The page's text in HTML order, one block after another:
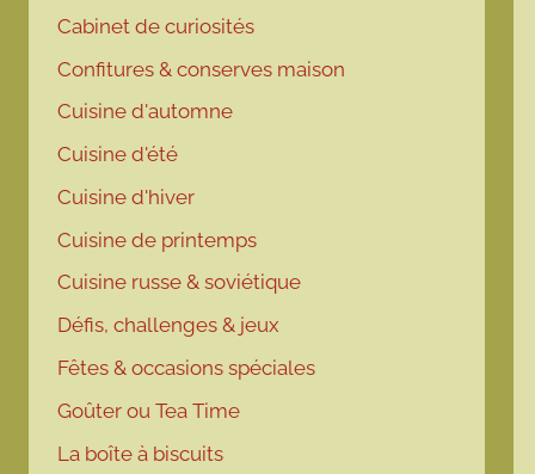
Cabinet de curiosités
Confitures & conserves maison
Cuisine d'automne
Cuisine d'été
Cuisine d'hiver
Cuisine de printemps
Cuisine russe & soviétique
Défis, challenges & jeux
Fêtes & occasions spéciales
Goûter ou Tea Time
La boîte à biscuits